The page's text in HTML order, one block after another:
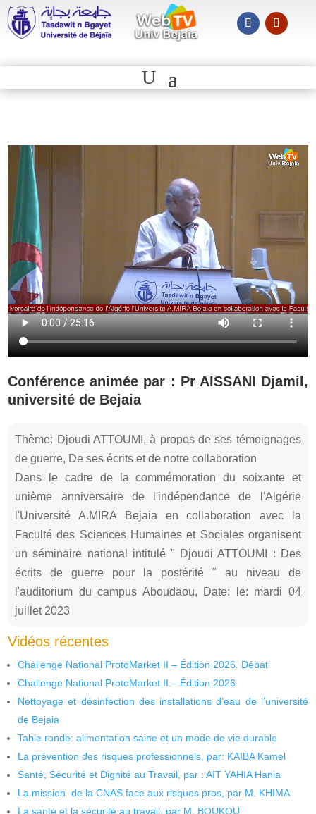
Conférence animée par : Pr AISSANI Djamil,
université de Bejaia
Thème: Djoudi ATTOUMI, à propos de ses témoignages
de guerre, De ses écrits et de notre collaboration
Dans le cadre de la commémoration du soixante et
unième anniversaire de l'indépendance de l'Algérie
l'Université A.MIRA Bejaia en collaboration avec la
Faculté des Sciences Humaines et Sociales organisent
un séminaire national intitulé " Djoudi ATTOUMI : Des
écrits de guerre pour la postérité " au niveau de
l'auditorium du campus Aboudaou, Date: le: mardi 04
juillet 2023
Vidéos récentes
Challenge National ProtoMarket II – Édition 2026. Débat
Challenge National ProtoMarket II – Édition 2026
Nettoyage et désinfection des installations d’eau de l’université
de Bejaia
Table ronde: alimentation saine et un mode de vie durable
La prévention des risques professionnels, par: KAIBA Kamel
Santé, Sécurité et Dignité au Travail, par : AIT YAHIA Hania
La mission de la CNAS face aux risques pros, par M. KHIMA
La santé et la sécurité au travail, par M. BOUKOU